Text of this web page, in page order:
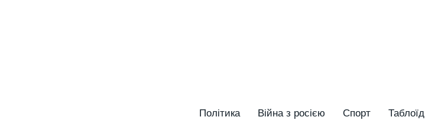
Політика Війна з росією Спорт Таблоїд